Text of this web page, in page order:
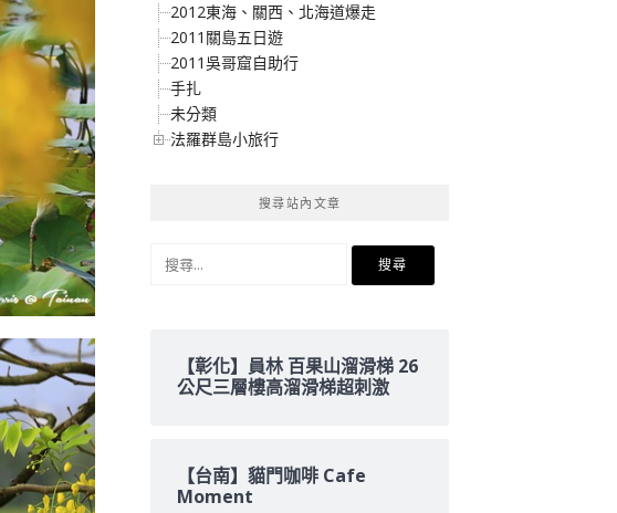
2012東海、關西、北海道爆走
2011關島五日遊
2011吳哥窟自助行
手扎
未分類
法羅群島小旅行
搜尋站內文章
【彰化】員林 百果山溜滑梯 26
公尺三層樓高溜滑梯超刺激
【台南】貓門咖啡 Cafe
Moment